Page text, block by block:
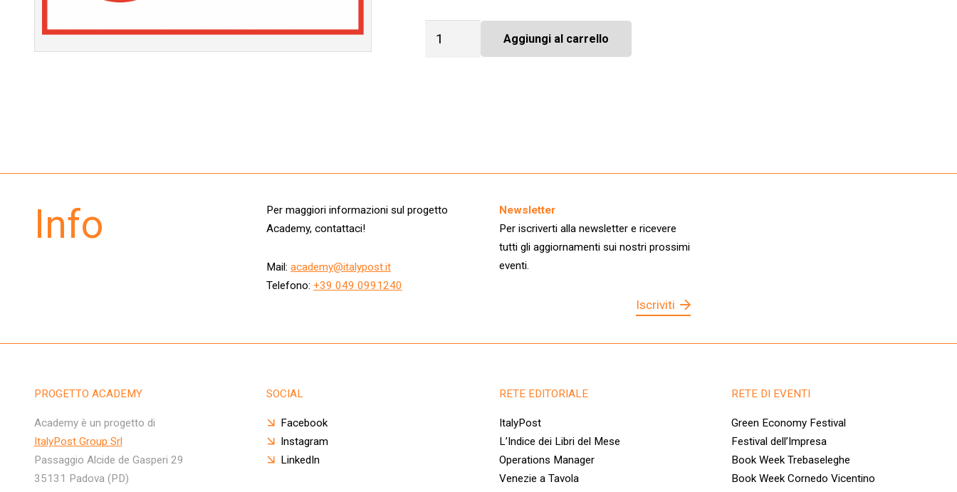
Città
quantità
Aggiungi al carrello
Info
Per maggiori informazioni sul progetto
Academy, contattaci!
Mail: academy@italypost.it
Telefono: +39 049 0991240
Newsletter
Per iscriverti alla newsletter e ricevere
tutti gli aggiornamenti sui nostri prossimi
eventi.
Iscriviti
PROGETTO ACADEMY
Academy è un progetto di
ItalyPost Group Srl
Passaggio Alcide de Gasperi 29
35131 Padova (PD)
SOCIAL
Facebook
Instagram
LinkedIn
RETE EDITORIALE
ItalyPost
L’Indice dei Libri del Mese
Operations Manager
Venezie a Tavola
RETE DI EVENTI
Green Economy Festival
Festival dell’Impresa
Book Week Trebaseleghe
Book Week Cornedo Vicentino